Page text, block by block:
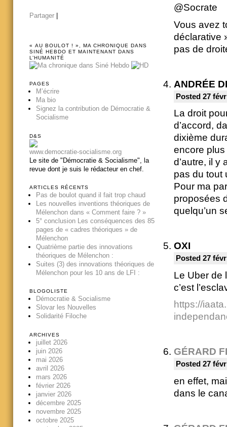
@Socrate
Vous avez
déclarative
pas de
ANDRÉE
Posted 27
La droit
d’accord,
dixième
encore plus
d’autre, il y
pas du tout
Pour ma
proposées
quelqu’un
OXI
Posted 27
Le Uber de
c’est
https://
GÉRARD
Posted 27
en effet,
dans le
Partager
« AU BOULOT ! », MA CHRONIQUE DANS
SINÉ HEBDO ET MAINTENANT DANS
L’HUMANITÉ
PAGES
M’écrire
Ma bio
Signez la contribution de Démocratie &
Socialisme
D&S
www.democratie-socialisme.org
Le site de "Démocratie & Socialisme", la
revue dont je suis le rédacteur en chef.
ARTICLES RÉCENTS
Pas de boulot quand il fait trop chaud
Les nouvelles inventions théoriques de
Mélenchon dans « Comment faire ? »
5° conclusion Les conséquences des 85
pages de « cadres théoriques » de
Mélenchon
Quatrième partie des innovations
théoriques de Mélenchon :
Suites (3) des innovations théoriques de
Mélenchon pour les 10 ans de LFI :
BLOGOLISTE
Démocratie & Socialisme
Slovar les Nouvelles
Solidarité Filoche
ARCHIVES
juillet 2026
juin 2026
mai 2026
avril 2026
mars 2026
février 2026
janvier 2026
décembre 2025
novembre 2025
octobre 2025